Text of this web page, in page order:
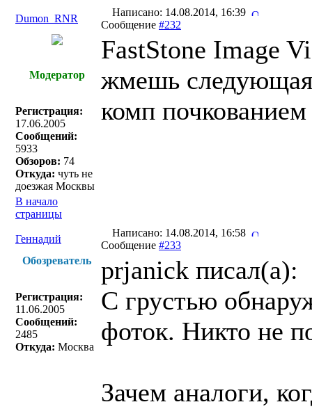
Dumon_RNR
Написано: 14.08.2014, 16:39
Сообщение #232
Модератор
Регистрация:
17.06.2005
Сообщений:
5933
Обзоров: 74
Откуда: чуть не
доезжая Москвы
FastStone Image
жмешь следующая
комп почкованием
В начало
страницы
Геннадий
Написано: 14.08.2014, 16:58
Сообщение #233
Обозреватель
Регистрация:
11.06.2005
Сообщений:
2485
Откуда: Москва
prjanick писал(a):
C грустью
фоток. Никто не
Зачем аналоги,